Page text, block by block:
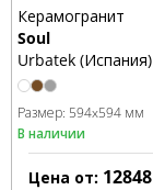
Керамогранит
Soul
Urbatek (Испания)
Размер: 594x594 мм
В наличии
Цена от: 12848